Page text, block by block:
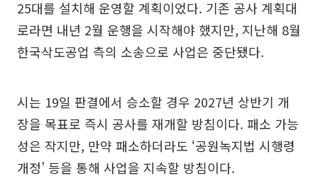
25대를 설치해 운영할 계획이었다. 기존 공사 계획대
로라면 내년 2월 운행을 시작해야 했지만, 지난해 8월
한국삭도공업 측의 소송으로 사업은 중단됐다.
시는 19일 판결에서 승소할 경우 2027년 상반기 개
장을 목표로 즉시 공사를 재개할 방침이다. 패소 가능
성은 작지만, 만약 패소하더라도 ‘공원녹지법 시행령
개정’ 등을 통해 사업을 지속할 방침이다.